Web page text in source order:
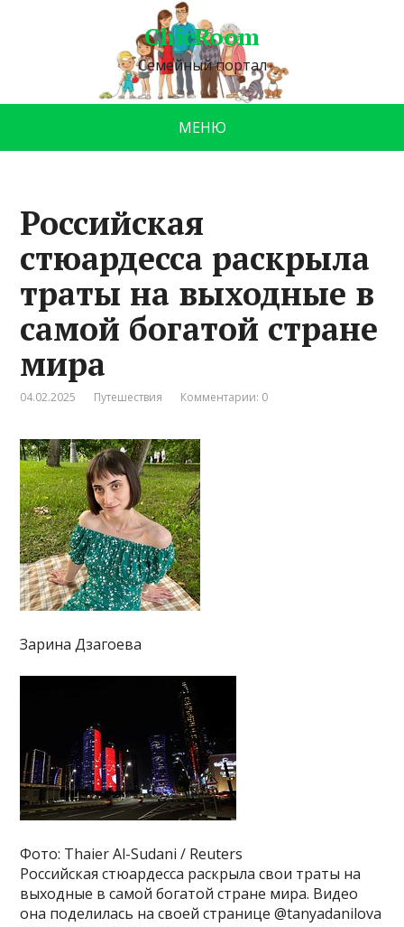
ChicRoom
Семейный портал
МЕНЮ
Российская
стюардесса раскрыла
траты на выходные в
самой богатой стране
мира
04.02.2025 Путешествия Комментарии: 0
Зарина Дзагоева
Фото: Thaier Al-Sudani / Reuters
Российская стюардесса раскрыла свои траты на
выходные в самой богатой стране мира. Видео
она поделилась на своей странице @tanyadanilova